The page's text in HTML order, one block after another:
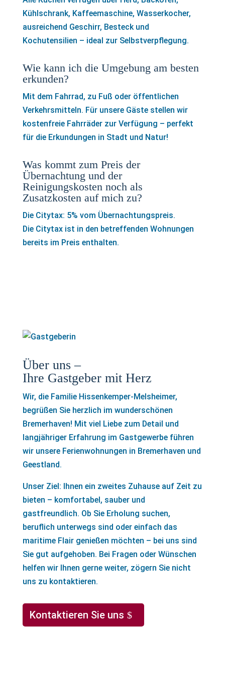
Kühlschrank, Kaffeemaschine, Wasserkocher,
ausreichend Geschirr, Besteck und
Kochutensilien – ideal zur Selbstverpflegung.
Wie kann ich die Umgebung am besten
erkunden?
Mit dem Fahrrad, zu Fuß oder öffentlichen
Verkehrsmitteln. Für unsere Gäste stellen wir
kostenfreie Fahrräder zur Verfügung – perfekt
für die Erkundungen in Stadt und Natur!
Was kommt zum Preis der
Übernachtung und der
Reinigungskosten noch als
Zusatzkosten auf mich zu?
Die Citytax: 5% vom Übernachtungspreis.
Die Citytax ist in den betreffenden Wohnungen
bereits im Preis enthalten.
Über uns –
Ihre Gastgeber mit Herz
Wir, die Familie Hissenkemper-Melsheimer,
begrüßen Sie herzlich im wunderschönen
Bremerhaven! Mit viel Liebe zum Detail und
langjähriger Erfahrung im Gastgewerbe führen
wir unsere Ferienwohnungen in Bremerhaven und
Geestland.
Unser Ziel: Ihnen ein zweites Zuhause auf Zeit zu
bieten – komfortabel, sauber und
gastfreundlich. Ob Sie Erholung suchen,
beruflich unterwegs sind oder einfach das
maritime Flair genießen möchten – bei uns sind
Sie gut aufgehoben. Bei Fragen oder Wünschen
helfen wir Ihnen gerne weiter, zögern Sie nicht
uns zu kontaktieren.
Kontaktieren Sie uns